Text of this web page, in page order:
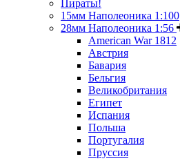
Пираты!
15мм Наполеоника 1:100
28мм Наполеоника 1:56
American War 1812
Австрия
Бавария
Бельгия
Великобритания
Египет
Испания
Польша
Португалия
Пруссия